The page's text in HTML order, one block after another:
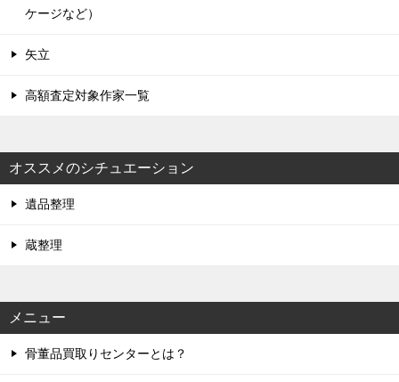
ケージなど）
矢立
高額査定対象作家一覧
オススメのシチュエーション
遺品整理
蔵整理
メニュー
骨董品買取りセンターとは？